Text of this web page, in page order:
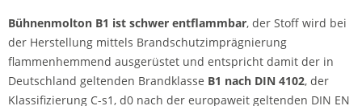
Bühnenmolton B1 ist schwer entflammbar, der Stoff wird bei
der Herstellung mittels Brandschutzimprägnierung
flammenhemmend ausgerüstet und entspricht damit der in
Deutschland geltenden Brandklasse B1 nach DIN 4102, der
Klassifizierung C-s1, d0 nach der europaweit geltenden DIN EN